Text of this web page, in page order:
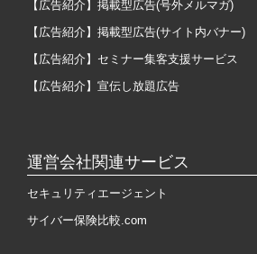
【広告紹介】掲載型広告(号外メルマガ)
【広告紹介】掲載型広告(サイト内バナー)
【広告紹介】セミナー集客支援サービス
【広告紹介】宣伝し放題広告
運営会社関連サービス
セキュリティエージェント
サイバー保険比較.com